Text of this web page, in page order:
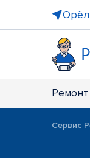
Орёл
Ремонт
Сервис